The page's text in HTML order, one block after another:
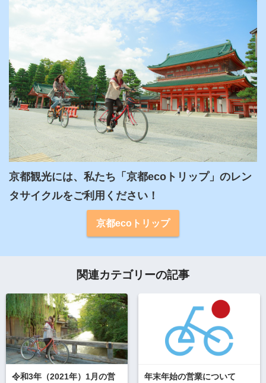
京都観光には、私たち「京都ecoトリップ」のレン
タサイクルをご利用ください！
京都ecoトリップ
関連カテゴリーの記事
令和3年（2021年）1月の営
年末年始の営業について